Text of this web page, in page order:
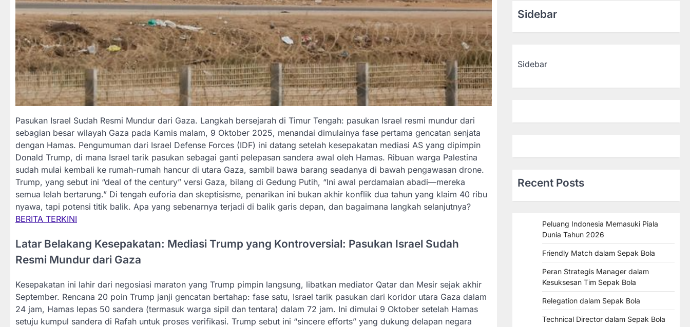
Pasukan Israel Sudah Resmi Mundur dari Gaza. Langkah bersejarah di Timur Tengah: pasukan Israel resmi mundur dari
sebagian besar wilayah Gaza pada Kamis malam, 9 Oktober 2025, menandai dimulainya fase pertama gencatan senjata
dengan Hamas. Pengumuman dari Israel Defense Forces (IDF) ini datang setelah kesepakatan mediasi AS yang dipimpin
Donald Trump, di mana Israel tarik pasukan sebagai ganti pelepasan sandera awal oleh Hamas. Ribuan warga Palestina
sudah mulai kembali ke rumah-rumah hancur di utara Gaza, sambil bawa barang seadanya di bawah pengawasan drone.
Trump, yang sebut ini “deal of the century” versi Gaza, bilang di Gedung Putih, “Ini awal perdamaian abadi—mereka
semua lelah bertarung.” Di tengah euforia dan skeptisisme, penarikan ini bukan akhir konflik dua tahun yang klaim 40 ribu
nyawa, tapi potensi titik balik. Apa yang sebenarnya terjadi di balik garis depan, dan bagaimana langkah selanjutnya?
BERITA TERKINI
Latar Belakang Kesepakatan: Mediasi Trump yang Kontroversial: Pasukan Israel Sudah
Resmi Mundur dari Gaza
Kesepakatan ini lahir dari negosiasi maraton yang Trump pimpin langsung, libatkan mediator Qatar dan Mesir sejak akhir
September. Rencana 20 poin Trump janji gencatan bertahap: fase satu, Israel tarik pasukan dari koridor utara Gaza dalam
24 jam, Hamas lepas 50 sandera (termasuk warga sipil dan tentara) dalam 72 jam. Ini dimulai 9 Oktober setelah Hamas
setuju kumpul sandera di Rafah untuk proses verifikasi. Trump sebut ini “sincere efforts” yang dukung delapan negara
Sidebar
Sidebar
Recent Posts
Peluang Indonesia Memasuki Piala
Dunia Tahun 2026
Friendly Match dalam Sepak Bola
Peran Strategis Manager dalam
Kesuksesan Tim Sepak Bola
Relegation dalam Sepak Bola
Technical Director dalam Sepak Bola